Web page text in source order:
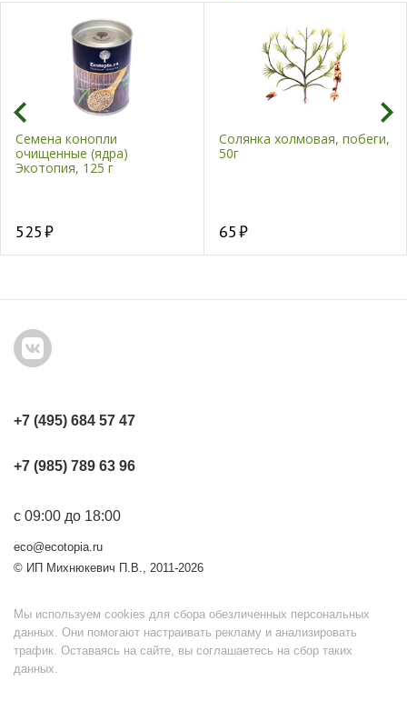
Семена конопли
очищенные (ядра)
Экотопия, 125 г
525
Солянка холмовая, побеги,
50г
65
+7 (495) 684 57 47
+7 (985) 789 63 96
с 09:00 до 18:00
eco@ecotopia.ru
© ИП Михнюкевич П.В., 2011-2026
Мы используем cookies для сбора обезличенных персональных
данных. Они помогают настраивать рекламу и анализировать
трафик. Оставаясь на сайте, вы соглашаетесь на сбор таких
данных.